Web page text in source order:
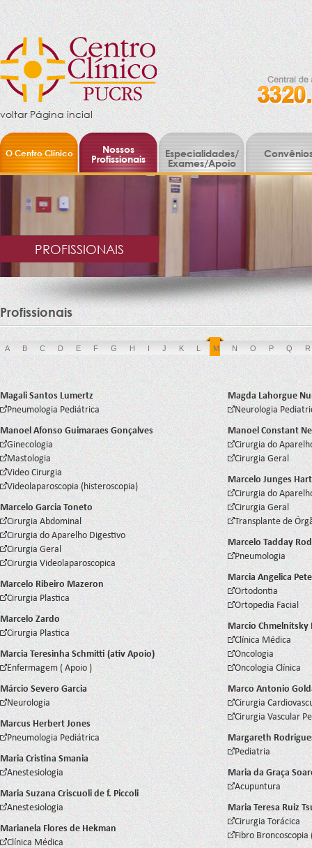
voltar Página incial
O Centro Clínico
Nossos
Profissionais
Especialidades/
Exames/Apoio
PROFISSIONAIS
Profissionais
A B C D E F G H I J K L M N O P Q R
Magali Santos Lumertz
Pneumologia Pediátrica
Manoel Afonso Guimaraes Gonçalves
Ginecologia
Mastologia
Video Cirurgia
Videolaparoscopia (histeroscopia)
Marcelo Garcia Toneto
Cirurgia Abdominal
Cirurgia do Aparelho Digestivo
Cirurgia Geral
Cirurgia Videolaparoscopica
Marcelo Ribeiro Mazeron
Cirurgia Plastica
Marcelo Zardo
Cirurgia Plastica
Marcia Teresinha Schmitti (ativ Apoio)
Enfermagem ( Apoio )
Márcio Severo Garcia
Neurologia
Marcus Herbert Jones
Pneumologia Pediátrica
Maria Cristina Smania
Anestesiologia
Maria Suzana Criscuoli de f. Piccoli
Anestesiologia
Marianela Flores de Hekman
Clínica Médica
Magda Lahorgue
Neurologia
Manoel Constant
Cirurgia do
Cirurgia Geral
Marcelo Junges
Cirurgia do
Cirurgia Geral
Transplante de
Marcelo Tadday
Pneumologia
Marcia Angelica
Ortodontia
Ortopedia Facial
Marcio Chmelnitsky
Clínica Médica
Oncologia
Oncologia Clínica
Marco Antonio
Cirurgia
Cirurgia Vascular
Margareth
Pediatria
Maria da Graça
Acupuntura
Maria Teresa Ruiz
Cirurgia Torácica
Fibro Broncoscopia